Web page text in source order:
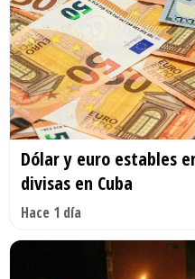
Dólar y euro estables
divisas en Cuba
Hace 1 día